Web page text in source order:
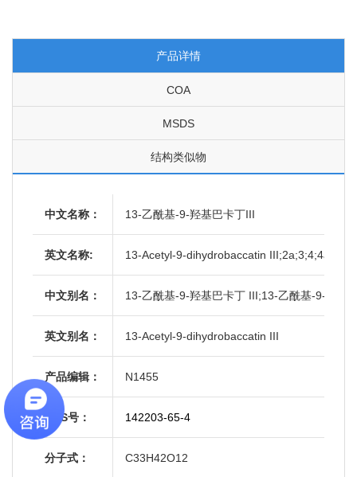
产品详情
COA
MSDS
结构类似物
中文名称： 13-乙酰基-9-羟基巴卡丁III
英文名称: 13-Acetyl-9-dihydrobaccatin
中文别名： 13-乙酰基-9-羟基巴卡丁 III;13-乙酰基-9-羟基
英文别名： 13-Acetyl-9-dihydrobaccatin III
产品编辑： N1455
CAS号： 142203-65-4
分子式： C33H42O12